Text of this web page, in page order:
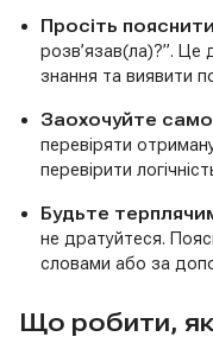
Просіть
розв’язав(ла)?”. Це
знання та виявити
Заохочуйте
перевіряти
перевірити
Будьте
не дратуйтеся.
словами або за
Що робити,